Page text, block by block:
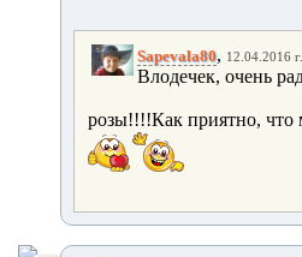
Sapevala80, 12.04.2016
Влодечек, очень
розы!!!!Как приятно, что